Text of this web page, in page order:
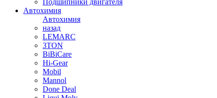
Подшипники двигателя
Автохимия
Автохимия
назад
LEMARC
3TON
BiBiCare
Hi-Gear
Mobil
Mannol
Done Deal